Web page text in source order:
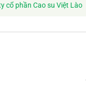
cổ phần Cao su Việt Lào